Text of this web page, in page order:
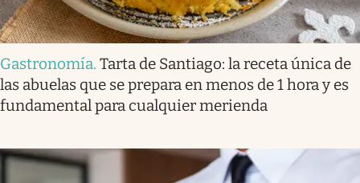
Gastronomía. Tarta de Santiago: la receta única de
las abuelas que se prepara en menos de 1 hora y es
fundamental para cualquier merienda